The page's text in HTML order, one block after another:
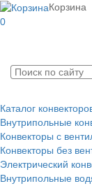
0
Корзина
Каталог
Внутрипольные
Конвекторы с
Конвекторы без
Электрический
Внутрипольные